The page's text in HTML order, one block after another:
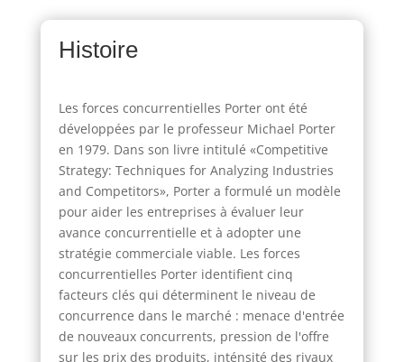
Histoire
Les forces concurrentielles Porter ont été
développées par le professeur Michael Porter
en 1979. Dans son livre intitulé «Competitive
Strategy: Techniques for Analyzing Industries
and Competitors», Porter a formulé un modèle
pour aider les entreprises à évaluer leur
avance concurrentielle et à adopter une
stratégie commerciale viable. Les forces
concurrentielles Porter identifient cinq
facteurs clés qui déterminent le niveau de
concurrence dans le marché : menace d'entrée
de nouveaux concurrents, pression de l'offre
sur les prix des produits, inténsité des rivaux